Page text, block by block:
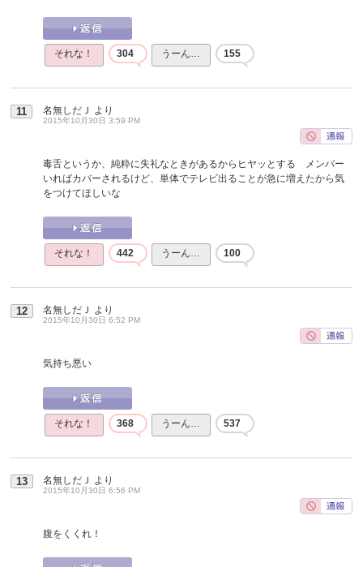
それな！ 304 うーん… 155
11 名無しだＪ より
2015年10月30日 3:59 PM
毒舌というか、純粋に失礼なときがあるからヒヤッとする メンバー
いればカバーされるけど、単体でテレビ出ることが急に増えたから気
をつけてほしいな
それな！ 442 うーん… 100
12 名無しだＪ より
2015年10月30日 6:52 PM
気持ち悪い
それな！ 368 うーん… 537
13 名無しだＪ より
2015年10月30日 6:56 PM
腹をくくれ！